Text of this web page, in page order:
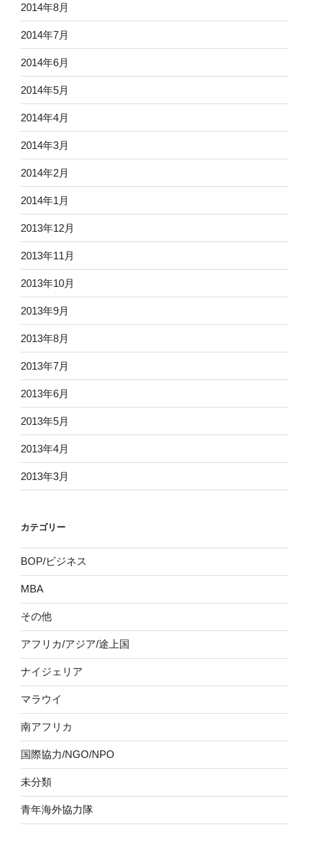
2014年8月
2014年7月
2014年6月
2014年5月
2014年4月
2014年3月
2014年2月
2014年1月
2013年12月
2013年11月
2013年10月
2013年9月
2013年8月
2013年7月
2013年6月
2013年5月
2013年4月
2013年3月
カテゴリー
BOP/ビジネス
MBA
その他
アフリカ/アジア/途上国
ナイジェリア
マラウイ
南アフリカ
国際協力/NGO/NPO
未分類
青年海外協力隊